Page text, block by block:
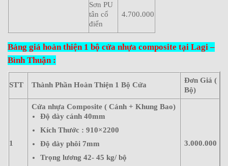
Sơn PU
tân cổ
điển
4.700.000
Bảng giá hoàn thiện 1 bộ cửa nhựa composite tại Lagi –
Bình Thuận :
STT Thành Phần Hoàn Thiện 1 Bộ Cửa
Đơn Giá (
Bộ)
1
Cửa nhựa Composite ( Cánh + Khung Bao)
Độ dày cánh 40mm
Kích Thước : 910×2200
Độ dày phôi 7mm
Trọng lương 42- 45 kg/ bộ
3.000.000